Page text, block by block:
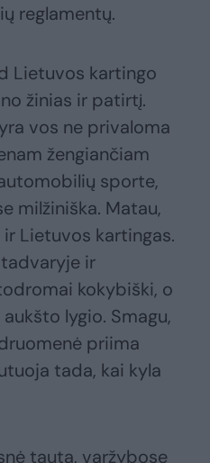
reglamentų.
Lietuvos kartingo
žinias ir patirtį.
vos ne privaloma
žengiančiam
sporte,
milžiniška. Matau,
Lietuvos kartingas.
ir
kokybiški, o
lygio. Smagu,
priima
tada, kai kyla
tauta, varžybose